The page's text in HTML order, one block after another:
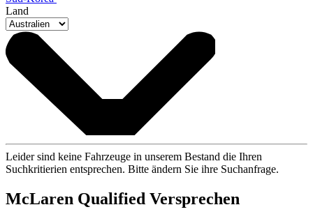
Land
Leider sind keine Fahrzeuge in unserem Bestand die Ihren
Suchkritierien entsprechen. Bitte ändern Sie ihre Suchanfrage.
McLaren Qualified Versprechen